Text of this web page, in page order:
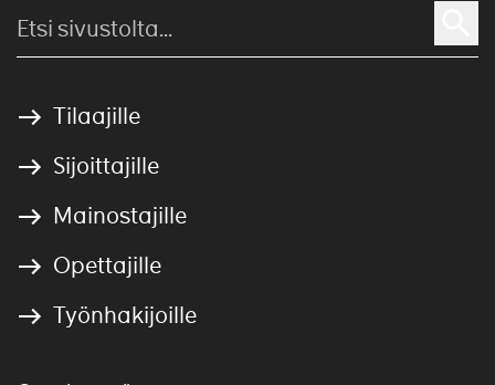
Tilaajille
Sijoittajille
Mainostajille
Opettajille
Työnhakijoille